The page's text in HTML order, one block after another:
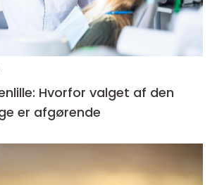
Hvorfor valget af den
er afgørende